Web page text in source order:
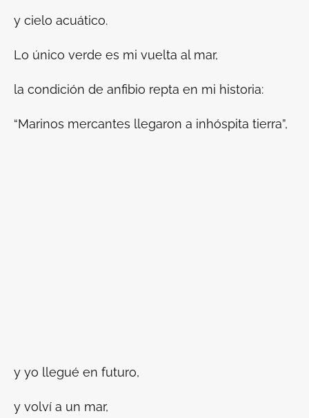
y cielo acuático.
Lo único verde es mi vuelta al mar,
la condición de anfibio repta en mi historia:
“Marinos mercantes llegaron a inhóspita tierra”,
y yo llegué en futuro,
y volví a un mar,